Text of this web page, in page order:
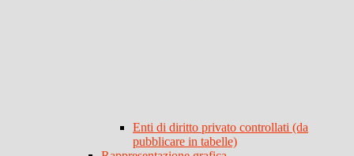
Enti di diritto privato controllati (da
pubblicare in tabelle)